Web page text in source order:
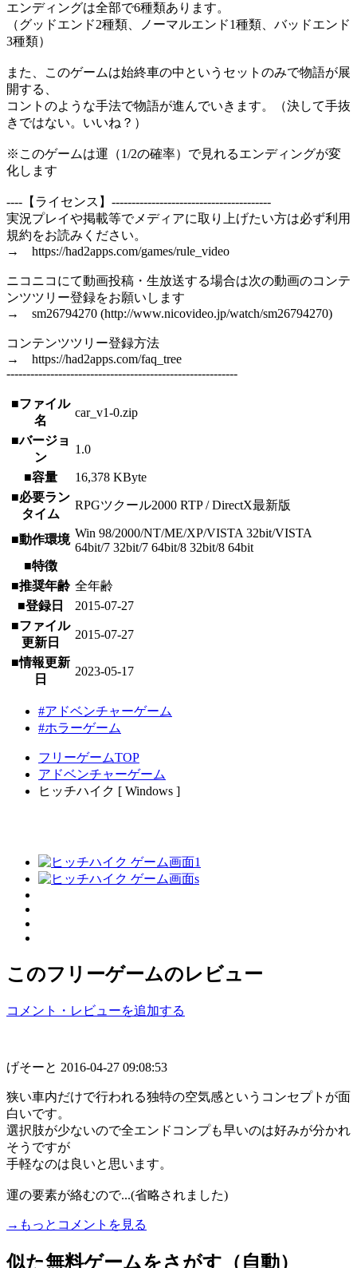
エンディングは全部で6種類あります。
（グッドエンド2種類、ノーマルエンド1種類、バッドエンド
3種類）
また、このゲームは始終車の中というセットのみで物語が展
開する、
コントのような手法で物語が進んでいきます。（決して手抜
きではない。いいね？）
※このゲームは運（1/2の確率）で見れるエンディングが変
化します
----【ライセンス】----------------------------------------
実況プレイや掲載等でメディアに取り上げたい方は必ず利用
規約をお読みください。
→ https://had2apps.com/games/rule_video
ニコニコにて動画投稿・生放送する場合は次の動画のコンテ
ンツツリー登録をお願いします
→ sm26794270 (http://www.nicovideo.jp/watch/sm26794270)
コンテンツツリー登録方法
→ https://had2apps.com/faq_tree
----------------------------------------------------------
■ファイル
名
car_v1-0.zip
■バージョ
ン
1.0
■容量
16,378 KByte
■必要ラン
タイム
RPGツクール2000 RTP / DirectX最新版
■動作環境 Win 98/2000/NT/ME/XP/VISTA 32bit/VISTA
64bit/7 32bit/7 64bit/8 32bit/8 64bit
■特徴
■推奨年齢 全年齢
■登録日
2015-07-27
■ファイル
更新日
2015-07-27
■情報更新
日
2023-05-17
#アドベンチャーゲーム
#ホラーゲーム
フリーゲームTOP
アドベンチャーゲーム
ヒッチハイク [ Windows ]
このフリーゲームのレビュー
コメント・レビューを追加する
げそーと 2016-04-27 09:08:53
狭い車内だけで行われる独特の空気感というコンセプトが面
白いです。
選択肢が少ないので全エンドコンプも早いのは好みが分かれ
そうですが
手軽なのは良いと思います。
運の要素が絡むので...(省略されました)
→もっとコメントを見る
似た無料ゲームをさがす（自動）